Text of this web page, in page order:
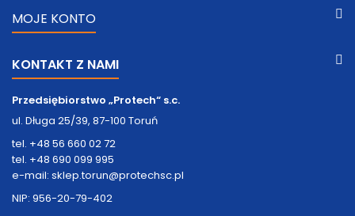
MOJE KONTO
KONTAKT Z NAMI
Przedsiębiorstwo „Protech“ s.c.
ul. Długa 25/39, 87-100 Toruń
tel. +48 56 660 02 72
tel. +48 690 099 995
e-mail: sklep.torun@protechsc.pl
NIP: 956-20-79-402